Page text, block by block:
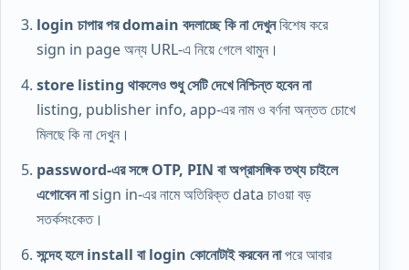
login চাপার পর domain বদলাচ্ছে কি না দেখুনবিশেষ করে
sign in page অন্য URL-এ নিয়ে গেলে থামুন।
store listing থাকলেও শুধু সেটি দেখে নিশ্চিন্ত হবেন না
listing, publisher info, app-এর নাম ও বর্ণনা অন্তত চোখে
মিলছে কি না দেখুন।
password-এর সঙ্গেOTP, PIN বা অপ্রাসঙ্গিক তথ্য চাইলে
এগোবেন নাsign in-এর নামে অতিরিক্ত data চাওয়া বড়
সতর্কসংকেত।
সন্দেহ হলে install বা login কোনোটাই করবেন নাপরে আবার